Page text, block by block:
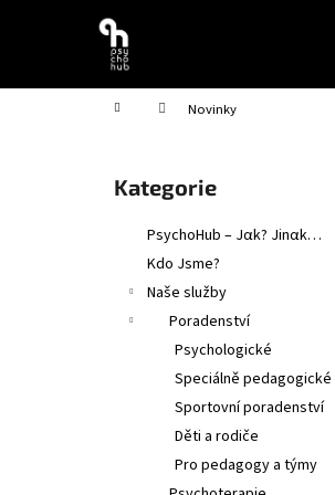
Domů Novinky
Přeskočit
kategorie
Kategorie
PsychoHub – Jαk? Jinαk…
Kdo Jsme?
Naše služby
Poradenství
Psychologické
Speciálně pedagogické
Sportovní poradenství
Děti a rodiče
Pro pedagogy a týmy
í
Zpět
do
Zpět
do